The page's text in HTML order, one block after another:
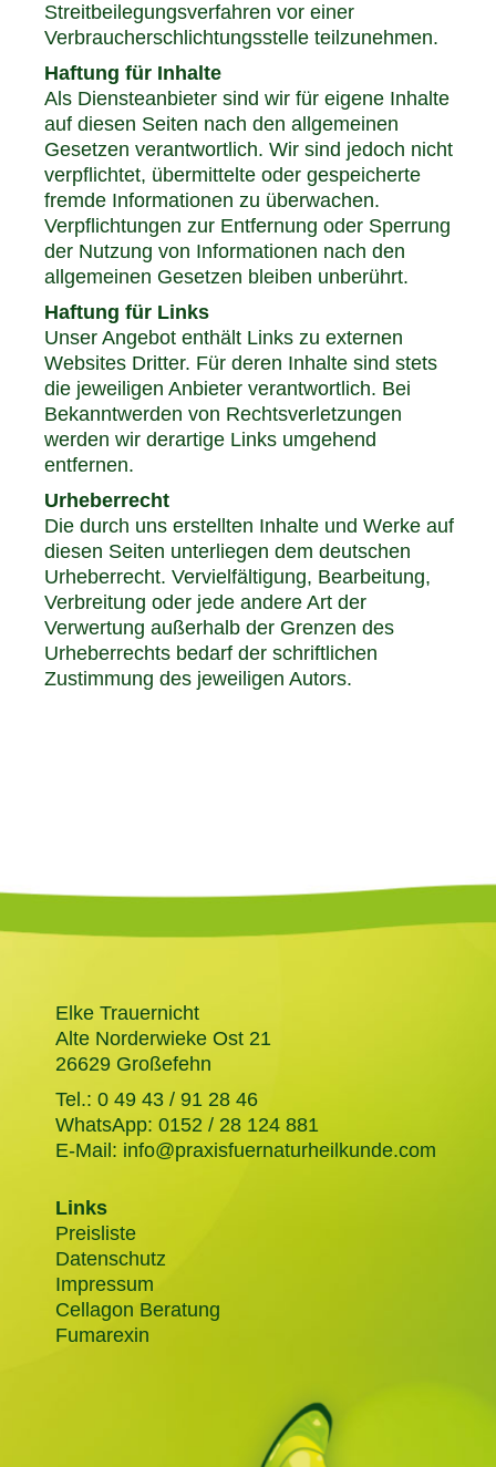
Streitbeilegungsverfahren vor einer
Verbraucherschlichtungsstelle teilzunehmen.
Haftung für Inhalte
Als Diensteanbieter sind wir für eigene Inhalte
auf diesen Seiten nach den allgemeinen
Gesetzen verantwortlich. Wir sind jedoch nicht
verpflichtet, übermittelte oder gespeicherte
fremde Informationen zu überwachen.
Verpflichtungen zur Entfernung oder Sperrung
der Nutzung von Informationen nach den
allgemeinen Gesetzen bleiben unberührt.
Haftung für Links
Unser Angebot enthält Links zu externen
Websites Dritter. Für deren Inhalte sind stets
die jeweiligen Anbieter verantwortlich. Bei
Bekanntwerden von Rechtsverletzungen
werden wir derartige Links umgehend
entfernen.
Urheberrecht
Die durch uns erstellten Inhalte und Werke auf
diesen Seiten unterliegen dem deutschen
Urheberrecht. Vervielfältigung, Bearbeitung,
Verbreitung oder jede andere Art der
Verwertung außerhalb der Grenzen des
Urheberrechts bedarf der schriftlichen
Zustimmung des jeweiligen Autors.
Elke Trauernicht
Alte Norderwieke Ost 21
26629 Großefehn
Tel.: 0 49 43 / 91 28 46
WhatsApp: 0152 / 28 124 881
E-Mail: info@praxisfuernaturheilkunde.com
Links
Preisliste
Datenschutz
Impressum
Cellagon Beratung
Fumarexin